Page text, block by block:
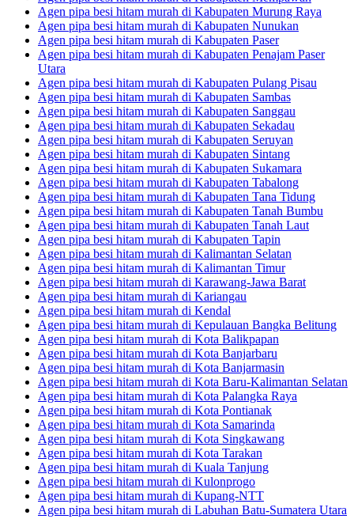
Agen pipa besi hitam murah di Kabupaten Murung Raya
Agen pipa besi hitam murah di Kabupaten Nunukan
Agen pipa besi hitam murah di Kabupaten Paser
Agen pipa besi hitam murah di Kabupaten Penajam Paser
Utara
Agen pipa besi hitam murah di Kabupaten Pulang Pisau
Agen pipa besi hitam murah di Kabupaten Sambas
Agen pipa besi hitam murah di Kabupaten Sanggau
Agen pipa besi hitam murah di Kabupaten Sekadau
Agen pipa besi hitam murah di Kabupaten Seruyan
Agen pipa besi hitam murah di Kabupaten Sintang
Agen pipa besi hitam murah di Kabupaten Sukamara
Agen pipa besi hitam murah di Kabupaten Tabalong
Agen pipa besi hitam murah di Kabupaten Tana Tidung
Agen pipa besi hitam murah di Kabupaten Tanah Bumbu
Agen pipa besi hitam murah di Kabupaten Tanah Laut
Agen pipa besi hitam murah di Kabupaten Tapin
Agen pipa besi hitam murah di Kalimantan Selatan
Agen pipa besi hitam murah di Kalimantan Timur
Agen pipa besi hitam murah di Karawang-Jawa Barat
Agen pipa besi hitam murah di Kariangau
Agen pipa besi hitam murah di Kendal
Agen pipa besi hitam murah di Kepulauan Bangka Belitung
Agen pipa besi hitam murah di Kota Balikpapan
Agen pipa besi hitam murah di Kota Banjarbaru
Agen pipa besi hitam murah di Kota Banjarmasin
Agen pipa besi hitam murah di Kota Baru-Kalimantan Selatan
Agen pipa besi hitam murah di Kota Palangka Raya
Agen pipa besi hitam murah di Kota Pontianak
Agen pipa besi hitam murah di Kota Samarinda
Agen pipa besi hitam murah di Kota Singkawang
Agen pipa besi hitam murah di Kota Tarakan
Agen pipa besi hitam murah di Kuala Tanjung
Agen pipa besi hitam murah di Kulonprogo
Agen pipa besi hitam murah di Kupang-NTT
Agen pipa besi hitam murah di Labuhan Batu-Sumatera Utara